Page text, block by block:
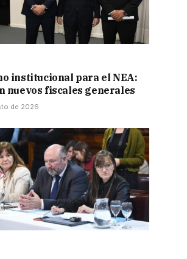
institucional para el NEA:
nuevos fiscales generales
de 2026